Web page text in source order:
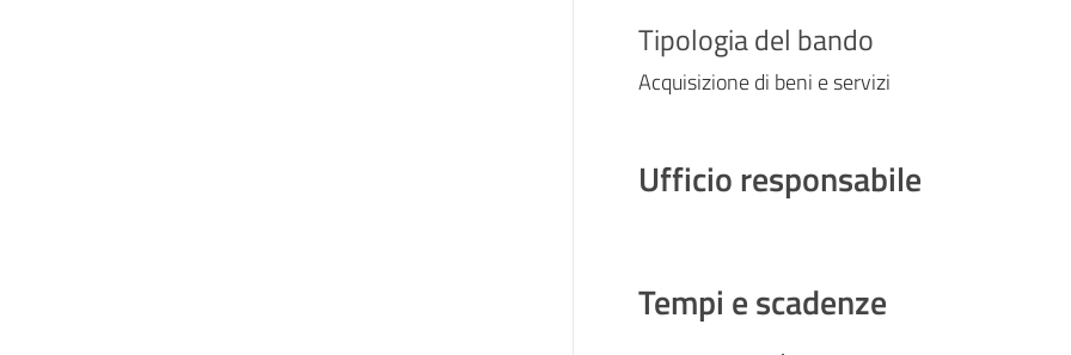
Tipologia del bando
Acquisizione di beni e servizi
Ufficio responsabile
Tempi e scadenze